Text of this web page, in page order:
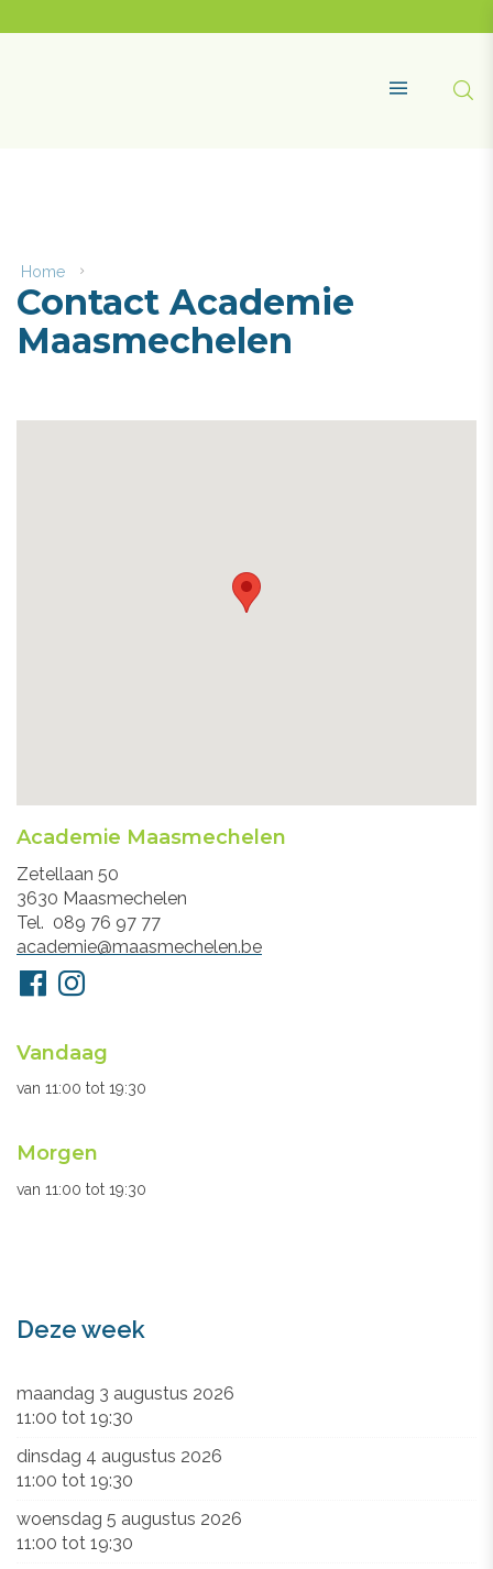
content
Home
Academie
Maasmechelen
Contact Academie
Maasmechelen
Academie Maasmechelen
Adres
Zetellaan 50
3630 Maasmechelen
Tel.
089 76 97 77
E-
mail
academie@maasmechelen.be
Volg
ons
FacebookInstagram
Openingsuren
secretariaat
Vandaag
van 11:00 tot 19:30
Morgen
van 11:00 tot 19:30
Deze week
maandag 3 augustus 2026
11:00 tot 19:30
dinsdag 4 augustus 2026
11:00 tot 19:30
woensdag 5 augustus 2026
11:00 tot 19:30